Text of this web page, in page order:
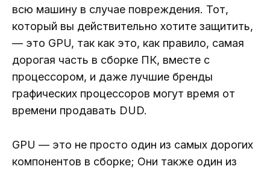
всю машину в случае повреждения. Тот,
который вы действительно хотите защитить,
— это GPU, так как это, как правило, самая
дорогая часть в сборке ПК, вместе с
процессором, и даже лучшие бренды
графических процессоров могут время от
времени продавать DUD.
GPU — это не просто один из самых дорогих
компонентов в сборке; Они также один из